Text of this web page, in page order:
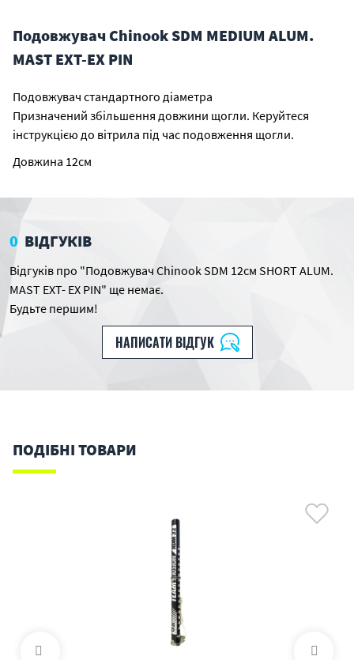
Подовжувач Chinook SDM MEDIUM ALUM.
MAST EXT-EX PIN
Подовжувач стандартного діаметра
Призначений збільшення довжини щогли. Керуйтеся
інструкцією до вітрила під час подовження щогли.
Довжина 12см
0 ВІДГУКІВ
Відгуків про "Подовжувач Chinook SDM 12см SHORT ALUM.
MAST EXT- EX PIN" ще немає.
Будьте першим!
НАПИСАТИ ВІДГУК
ПОДІБНІ ТОВАРИ